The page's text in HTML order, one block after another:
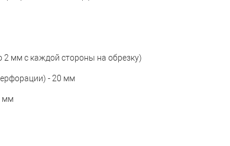
мм с каждой стороны на обрезку)
- 20 мм
мм